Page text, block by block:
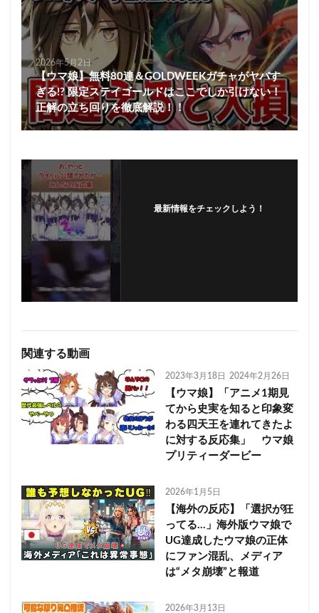
2026年5月2日
【ウマ娘】無料80連＆GOLDWEEKガチャがヤバす
ぎる!? 限定ステイゴールドはここでしか引けない！
正解の立ち回りを徹底解説！！
最新情報をチェックしよう！
関連する動画
2023年3月18日 2024年2月26日
【ウマ娘】「アニメ1期見
てから史実を知ると印象変
わる四天王を連れてきたよ
に対する反応集」 ウマ娘
プリティーダービー
2026年1月5日
【海外の反応】「選択が狂
ってる…」海外版ウマ娘で
UG達成したウマ娘の正体
にファン混乱、メディア
は“メタ崩壊”と報道
2026年3月13日